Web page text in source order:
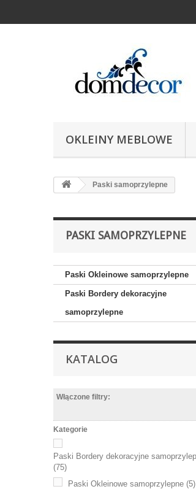
OKLEINY MEBLOWE
Paski samoprzylepne
PASKI SAMOPRZYLEPNE
Paski Okleinowe samoprzylepne
Paski Bordery dekoracyjne
samoprzylepne
KATALOG
Włączone filtry:
Kategorie
Paski Bordery dekoracyjne
(75)
Paski Okleinowe samoprzylepne (5)